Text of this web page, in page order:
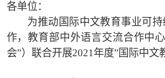
各单位：
为推动国际中文教育事业可
作，教育部中外语言交流合作中
会”）联合开展2021年度”国际中文